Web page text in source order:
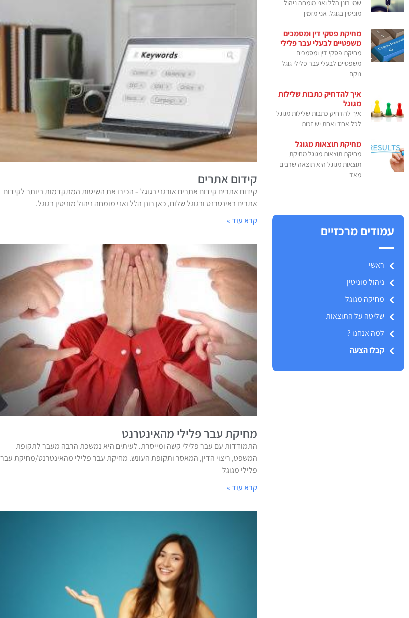
שמי רונן הלל ואני מומחה ניהול
מוניטין בגוגל. אני מזמין
מחיקת פסקי דין ומסמכים
משפטיים לבעלי עבר פלילי
מחיקת פסקי דין ומסמכים
משפטיים לבעלי עבר פלילי גוגל
נוקם
איך להדחיק כתבות שלילות
מגוגל
איך להדחיק כתבות שלילות מגוגל
לכל אחד ואחת יש זכות
מחיקת תוצאות מגוגל
מחיקת תוצאות מגוגל מחיקת
תוצאות מגוגל היא תוצאה שרבים
מאד
עמודים מרכזיים
ראשי
ניהול מוניטין
מחיקה מגוגל
שליטה על התוצאות
למה אנחנו ?
קבלו הצעה
קידום אתרים
קידום אתרים קידום אתרים אורגני בגוגל – הכירו את השיטות המתקדמות ביותר לקידום
אתרים באינטרנט ובגוגל שלום, כאן רונן הלל ואני מומחה ניהול מוניטין בגוגל.
קרא עוד »
מחיקת עבר פלילי מהאינטרנט
התמודדות עם עבר פלילי קשה ומייסרת. לעיתים היא נמשכת הרבה מעבר לתקופת
המשפט, ריצוי הדין, המאסר ותקופת העונש. מחיקת עבר פלילי מהאינטרנט/מחיקת עבר
פלילי מגוגל
קרא עוד »